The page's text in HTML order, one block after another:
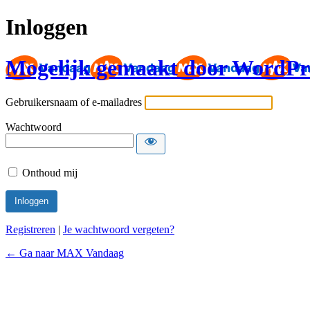
Inloggen
Mogelijk gemaakt door
Gebruikersnaam of e-mailadres
Wachtwoord
Onthoud mij
Registreren | Je wachtwoord vergeten?
← Ga naar MAX Vandaag